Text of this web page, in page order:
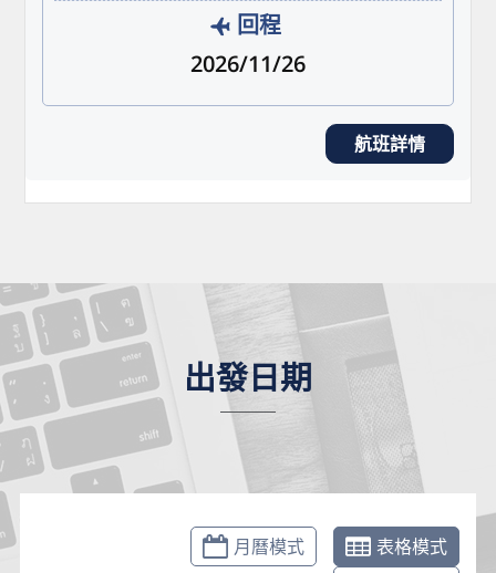
回程
2026/11/26
航班詳情
出發日期
月曆模式
表格模式